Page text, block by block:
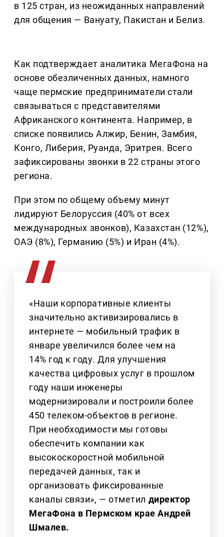
в 125 стран, из неожиданных направлений
для общения — Вануату, Пакистан и Белиз.
Как подтверждает аналитика МегаФона на
основе обезличенных данных, намного
чаще пермские предприниматели стали
связываться с представителями
Африканского континента. Например, в
списке появились Алжир, Бенин, Замбия,
Конго, Либерия, Руанда, Эритрея. Всего
зафиксированы звонки в 22 страны этого
региона.
При этом по общему объему минут
лидируют Белоруссия (40% от всех
международных звонков), Казахстан (12%),
ОАЭ (8%), Германию (5%) и Иран (4%).
«Наши корпоративные клиенты
значительно активизировались в
интернете — мобильный трафик в
январе увеличился более чем на
14% год к году. Для улучшения
качества цифровых услуг в прошлом
году наши инженеры
модернизировали и построили более
450 телеком-объектов в регионе.
При необходимости мы готовы
обеспечить компании как
высокоскоростной мобильной
передачей данных, так и
организовать фиксированные
каналы связи», — отметил директор
МегаФона в Пермском крае Андрей
Шмалев.